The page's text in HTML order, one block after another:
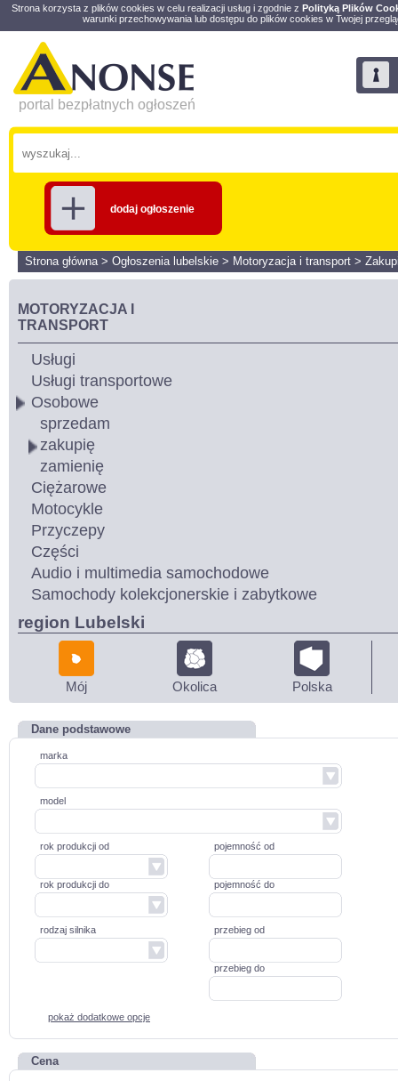
Strona korzysta z plików cookies w celu realizacji usług i zgodnie z Polityką Plików
warunki przechowywania lub dostępu do plików cookies w Twojej
portal bezpłatnych ogłoszeń
dodaj ogłoszenie
Strona główna> Ogłoszenia lubelskie > Motoryzacja i transport >
MOTORYZACJA I
TRANSPORT
Usługi
Usługi transportowe
Osobowe
sprzedam
zakupię
zamienię
Ciężarowe
Motocykle
Przyczepy
Części
Audio i multimedia samochodowe
Samochody kolekcjonerskie i zabytkowe
region Lubelski
Mój Okolica Polska
Dane podstawowe
marka
model
rok produkcji od
rok produkcji do
pojemność od
pojemność do
rodzaj silnika przebieg od
przebieg do
pokaż dodatkowe opcje
Cena